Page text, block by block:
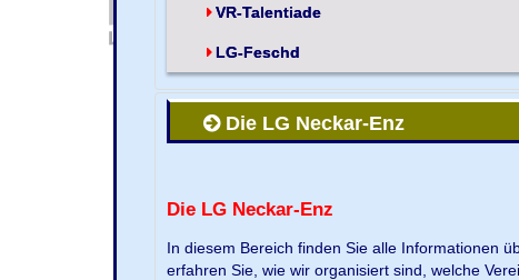
VR-Talentiade
LG-Feschd
Die LG Neckar-Enz
Die LG Neckar-Enz
In diesem Bereich finden Sie alle Informationen
erfahren Sie, wie wir organisiert sind, welche